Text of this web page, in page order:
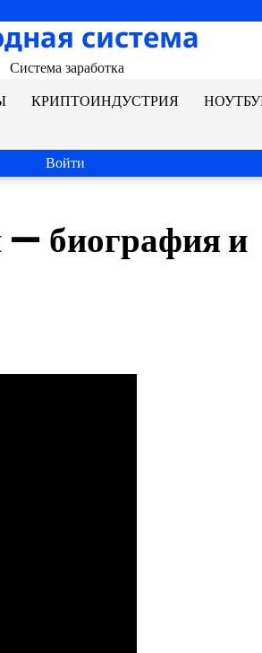
система
Система заработка
КРИПТОИНДУСТРИЯ
Войти
биография и